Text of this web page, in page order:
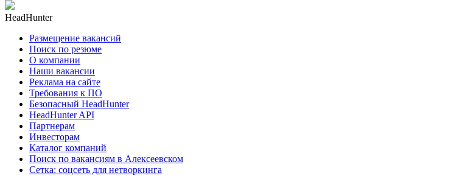
HeadHunter
Размещение вакансий
Поиск по резюме
О компании
Наши вакансии
Реклама на сайте
Требования к ПО
Безопасный HeadHunter
HeadHunter API
Партнерам
Инвесторам
Каталог компаний
Поиск по вакансиям в Алексеевском
Сетка: соцсеть для нетворкинга